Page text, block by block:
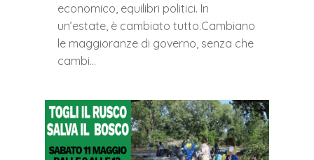
economico, equilibri politici. In
un’estate, è cambiato tutto.Cambiano
le maggioranze di governo, senza che
cambi…
0